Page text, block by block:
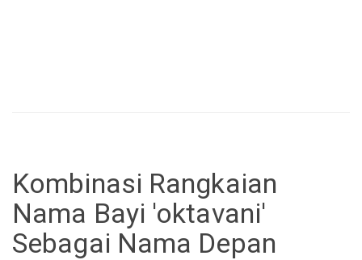
Kombinasi Rangkaian
Nama Bayi 'oktavani'
Sebagai Nama Depan